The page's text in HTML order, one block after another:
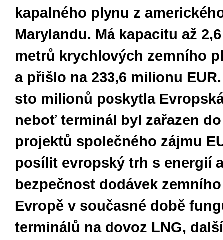
kapalného plynu z
Marylandu. Má kapacitu až
metrů krychlových zemního
a přišlo na 233,6 milionu
sto milionů poskytla
neboť terminál byl zařazen
projektů společného zájmu
posílit evropský trh s energií
bezpečnost dodávek
Evropě v současné době
terminálů na dovoz LNG,